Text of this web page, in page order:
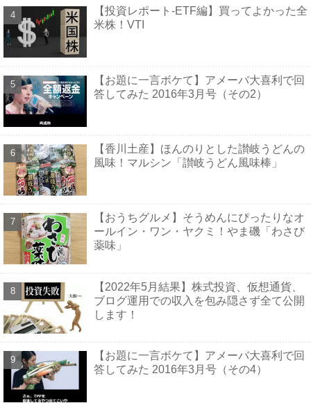
【投資レポート-ETF編】買ってよかった全
米株！VTI
【お題に一言ボケて】アメーバ大喜利で回
答してみた 2016年3月号（その2）
【香川土産】ほんのりとした讃岐うどんの
風味！マルシン「讃岐うどん風味棒」
【おうちグルメ】そうめんにぴったりなオ
ールイン・ワン・ヤクミ！やま磯「わさび
薬味」
【2022年5月結果】株式投資、仮想通貨、
ブログ運用での収入を包み隠さず全て公開
します！
【お題に一言ボケて】アメーバ大喜利で回
答してみた 2016年3月号（その4）